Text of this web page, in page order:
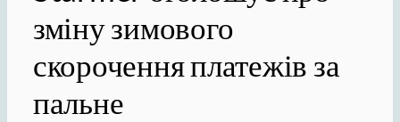
зміну зимового
скорочення платежів за
пальне